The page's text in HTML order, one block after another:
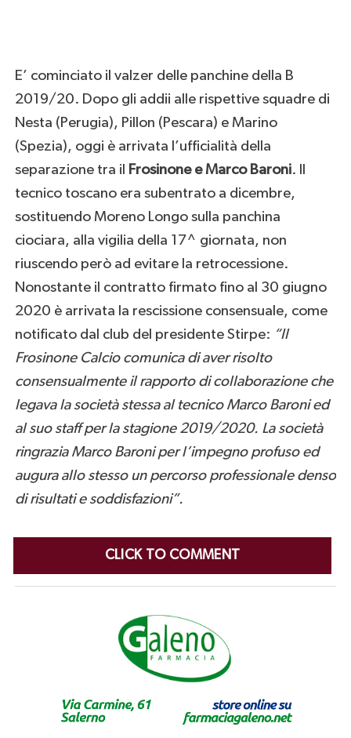
E’ cominciato il valzer delle panchine della B
2019/20. Dopo gli addii alle rispettive squadre di
Nesta (Perugia), Pillon (Pescara) e Marino
(Spezia), oggi è arrivata l’ufficialità della
separazione tra il
Frosinone e Marco Baroni. Il
tecnico toscano era subentrato a dicembre,
sostituendo Moreno Longo sulla panchina
ciociara, alla vigilia della 17^ giornata, non
riuscendo però ad evitare la retrocessione.
Nonostante il contratto firmato fino al 30 giugno
2020 è arrivata la rescissione consensuale, come
notificato dal club del presidente Stirpe: “Il
Frosinone Calcio comunica di aver risolto
consensualmente il rapporto di collaborazione che
legava la società stessa al tecnico Marco Baroni ed
al suo staff per la stagione 2019/2020. La società
ringrazia Marco Baroni per l’impegno profuso ed
augura allo stesso un percorso professionale denso
di risultati e soddisfazioni”.
CLICK TO COMMENT